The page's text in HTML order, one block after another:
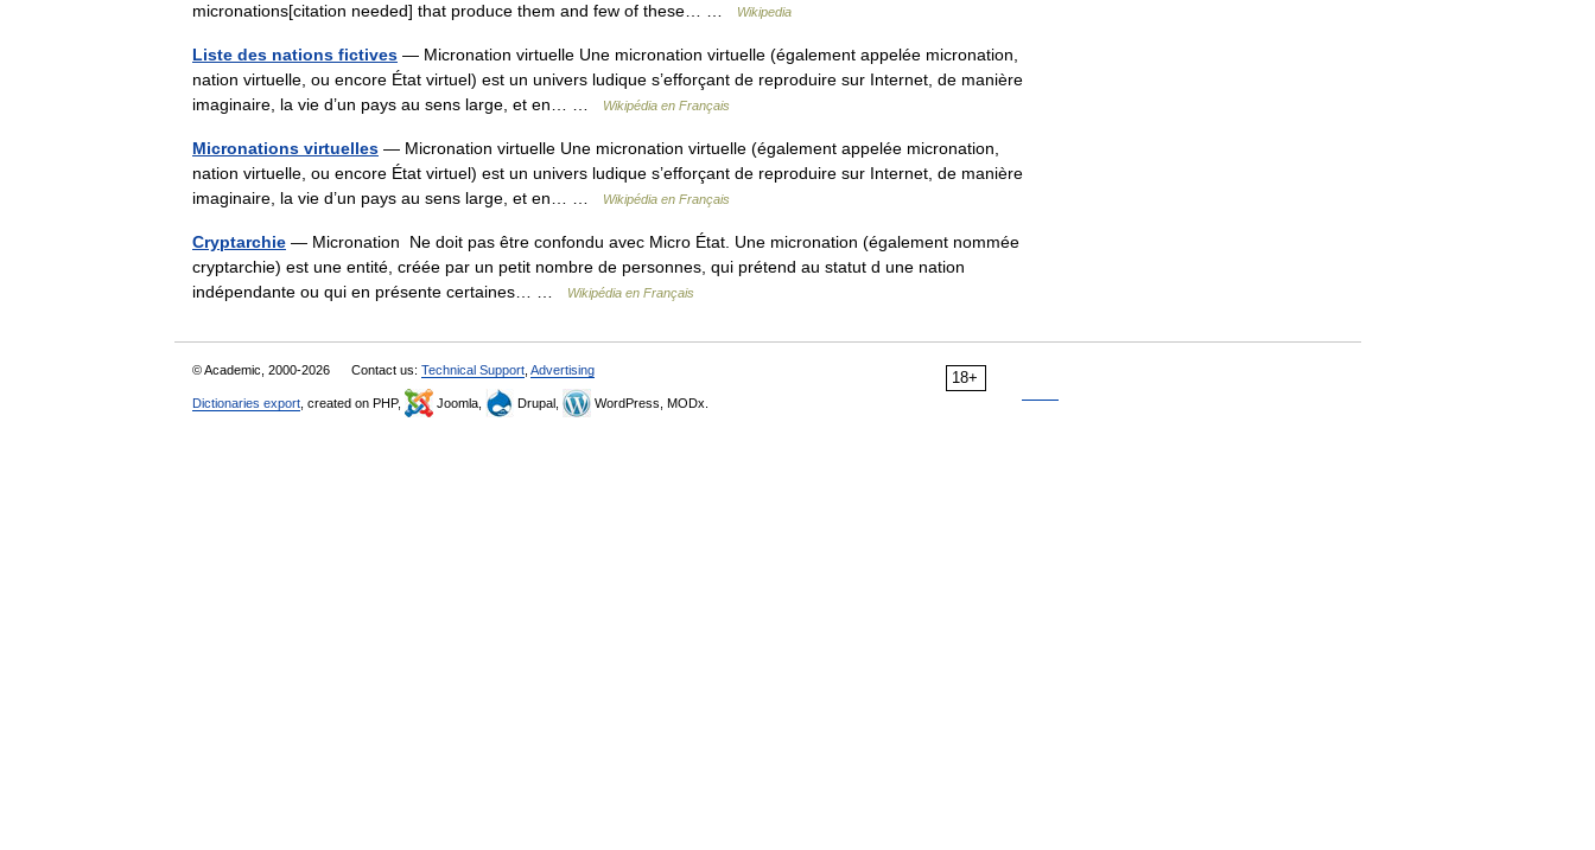
micronations[citation needed] that produce them and few of these… …
Wikipedia
Liste des nations fictives — Micronation virtuelle Une micronation virtuelle (également appelée micronation,
nation virtuelle, ou encore État virtuel) est un univers ludique s’efforçant de reproduire sur Internet, de manière
imaginaire, la vie d’un pays au sens large, et en… …
Wikipédia en Français
Micronations virtuelles — Micronation virtuelle Une micronation virtuelle (également appelée micronation,
nation virtuelle, ou encore État virtuel) est un univers ludique s’efforçant de reproduire sur Internet, de manière
imaginaire, la vie d’un pays au sens large, et en… …
Wikipédia en Français
Cryptarchie — Micronation Ne doit pas être confondu avec Micro État. Une micronation (également nommée
cryptarchie) est une entité, créée par un petit nombre de personnes, qui prétend au statut d une nation
indépendante ou qui en présente certaines… …
Wikipédia en Français
18+
© Academic, 2000-2026 Contact us: Technical Support Advertising
Dictionaries export , created on PHP, Joomla, Drupal, WordPress, MODx.